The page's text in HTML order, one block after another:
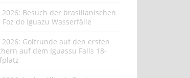
Besuch der brasilianischen
Foz do Iguazu Wasserfälle
Golfrunde auf den ersten
auf dem Iguassu Falls 18-